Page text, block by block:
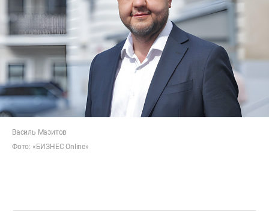
Василь Мазитов
Фото: «БИЗНЕС Online»